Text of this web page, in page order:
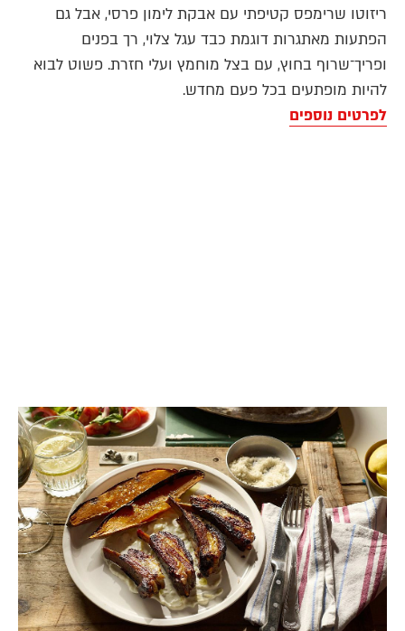
ריזוטו שרימפס קטיפתי עם אבקת לימון פרסי, אבל גם
הפתעות מאתגרות דוגמת כבד עגל צלוי, רך בפנים
ופריך־שרוף בחוץ, עם בצל מוחמץ ועלי חזרת. פשוט לבוא
להיות מופתעים בכל פעם מחדש.
לפרטים נוספים